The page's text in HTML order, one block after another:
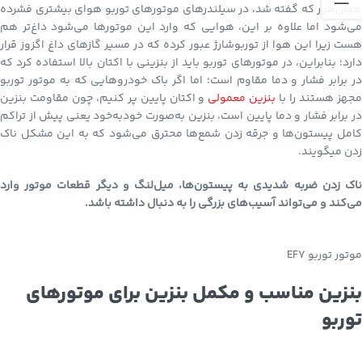
همان‌طور که گفته شد، در سیلندرهای موتورهای توربو هوای بیشتری فشرده
می‌شود اما علاوه بر این، هوایی که وارد این موتورها می‌شود داغ‌تر هم
هست زیرا این هوا از توربوشارژ عبور کرده که در مسیر گازهای داغ اگزوز قرار
دارد؛ بنابراین، در موتورهای توربو باید از بنزینی با اکتان بالا استفاده کرد که
در برابر فشار و دما مقاوم است؛ اما اگر باک خودروهایی که به موتور توربو
مجهز هستند را با بنزین معمولی و اکتان پایین پر کنیم، چون مقاومت بنزین
در برابر فشار و دما پایین است، بنزین به‌صورت خودبه‌خود یعنی پیش از تراکم
کامل پیستون‌ها و جرقه زدن شمع‌ها محترق می‌شود که به این مشکل ناک
زدن میگویند.
ناک زدن ضربه شدیدی به پیستون‌ها، میل‌لنگ و دیگر قطعات موتور وارد
می‌کند و می‌تواند آسیب‌های بزرگی را به دنبال داشته باشد.
موتور توربو EF7
بنزین مناسب و مکمل بنزین برای موتورهای
توربو